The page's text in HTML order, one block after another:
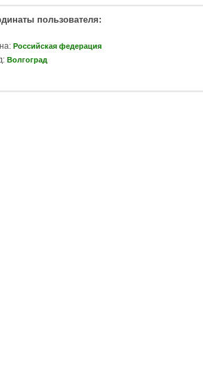
пользователя:
Российская федерация
Волгоград